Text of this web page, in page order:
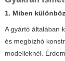
1. Miben
A gyártó általában
és megbízhó
modelleknél.